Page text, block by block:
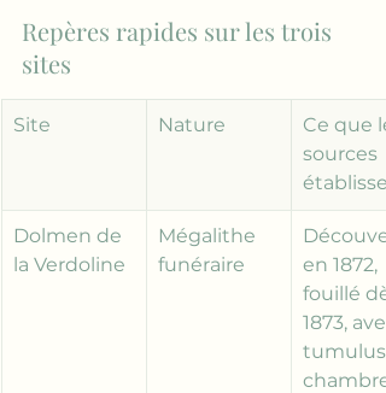
Repères rapides sur les trois
sites
Site Nature
Ce que
sources
Dolmen de
la Verdoline
Mégalithe
funéraire
en 1872,
fouillé
1873,
tumulus,